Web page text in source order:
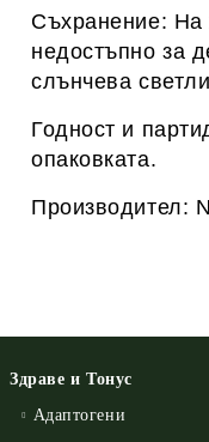
Съхранение: На
недостъпно за
слънчева
Годност и
опаковката.
Производител:
Здраве и Тонус
Адаптогени